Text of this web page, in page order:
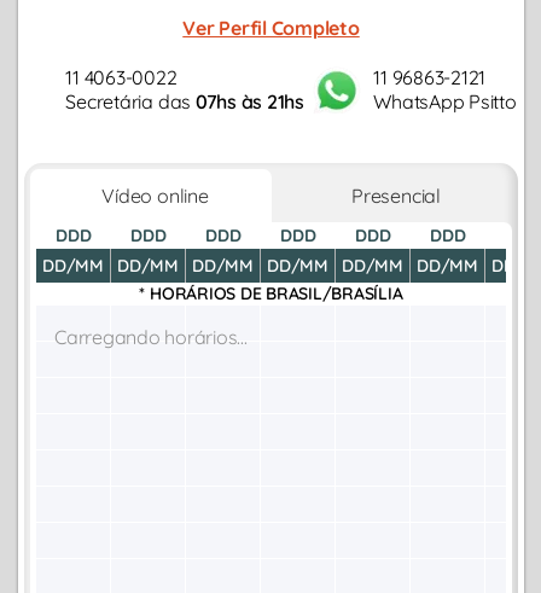
Ver Perfil Completo
11 4063-0022
Secretária das 07hs às 21hs
11 96863-2121
WhatsApp Psitto
Vídeo online Presencial
DDD
DD/MM
DDD
DD/MM
DDD
DD/MM
DDD
DD/MM
DDD
DD/MM
DDD
DD/MM
DD/
* HORÁRIOS DE BRASIL/BRASÍLIA
Carregando horários...